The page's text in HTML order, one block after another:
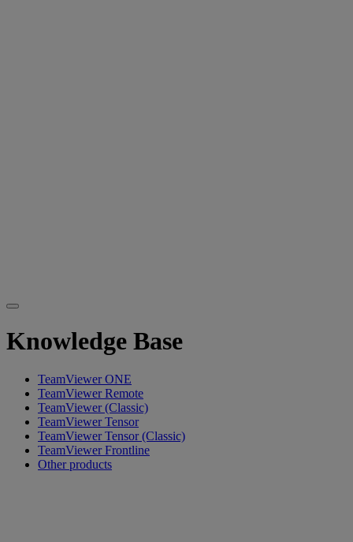
Knowledge Base
TeamViewer ONE
TeamViewer Remote
TeamViewer (Classic)
TeamViewer Tensor
TeamViewer Tensor (Classic)
TeamViewer Frontline
Other products